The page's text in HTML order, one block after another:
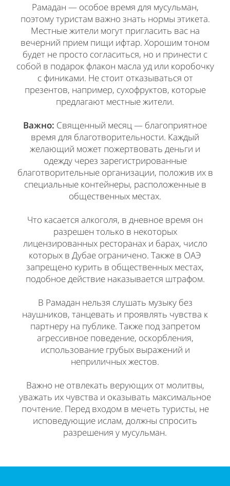
Рамадан — особое время для мусульман,
поэтому туристам важно знать нормы этикета.
Местные жители могут пригласить вас на
вечерний прием пищи ифтар. Хорошим тоном
будет не просто согласиться, но и принести с
собой в подарок флакон масла уд или коробочку
с финиками. Не стоит отказываться от
презентов, например, сухофруктов, которые
предлагают местные жители.
Важно: Священный месяц — благоприятное
время для благотворительности. Каждый
желающий может пожертвовать деньги и
одежду через зарегистрированные
благотворительные организации, положив их в
специальные контейнеры, расположенные в
общественных местах.
Что касается алкоголя, в дневное время он
разрешен только в некоторых
лицензированных ресторанах и барах, число
которых в Дубае ограничено. Также в ОАЭ
запрещено курить в общественных местах,
подобное действие наказывается штрафом.
В Рамадан нельзя слушать музыку без
наушников, танцевать и проявлять чувства к
партнеру на публике. Также под запретом
агрессивное поведение, оскорбления,
использование грубых выражений и
неприличных жестов.
Важно не отвлекать верующих от молитвы,
уважать их чувства и оказывать максимальное
почтение. Перед входом в мечеть туристы, не
исповедующие ислам, должны спросить
разрешения у мусульман.